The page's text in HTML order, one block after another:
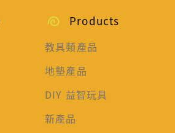
Products
教具類產品
地墊產品
DIY 益智玩具
新產品